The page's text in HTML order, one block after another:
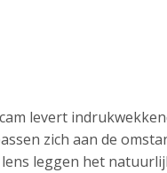
levert
zich aan de
leggen het